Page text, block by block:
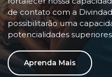
de contato com a
possibilitarão uma
potencialidades
Aprenda Mais